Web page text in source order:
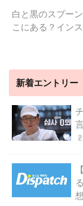
白と黒のスプー
こにある？イン
新着エントリー